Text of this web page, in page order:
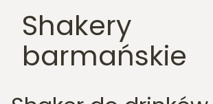
Shakery
barmańskie